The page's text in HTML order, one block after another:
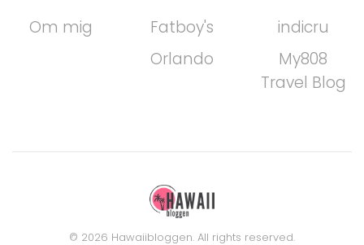
Om mig
Fatboy's
Orlando
indicru
My808
Travel Blog
© 2026 Hawaiibloggen. All rights reserved.